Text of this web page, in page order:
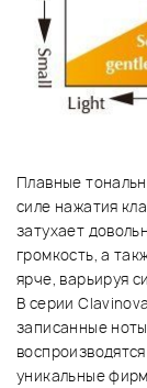
Плавные
силе нажатия
затухает
громкость, а
ярче, варьируя
В серии
записанные
уникальные